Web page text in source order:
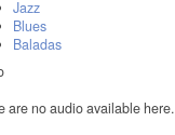
Jazz
Blues
Baladas
are no audio available here.